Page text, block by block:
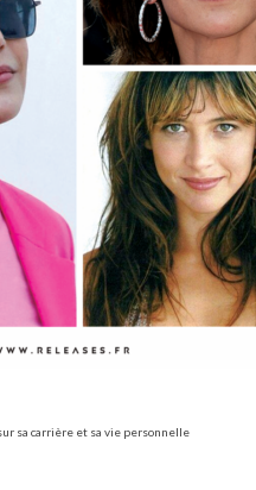
sa carrière et sa vie personnelle